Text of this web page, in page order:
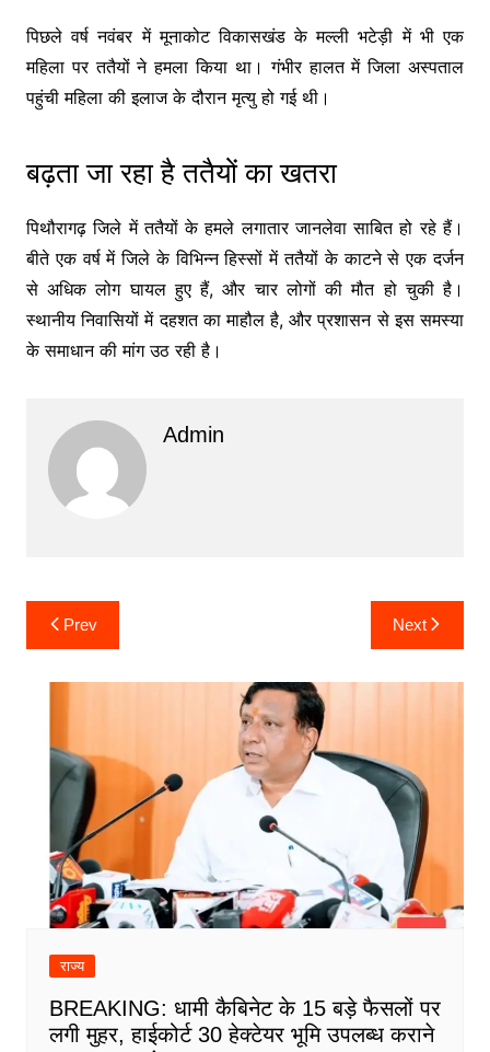
पिछले वर्ष नवंबर में मूनाकोट विकासखंड के मल्ली भटेड़ी में भी एक
महिला पर ततैयों ने हमला किया था। गंभीर हालत में जिला अस्पताल
पहुंची महिला की इलाज के दौरान मृत्यु हो गई थी।
बढ़ता जा रहा है ततैयों का खतरा
पिथौरागढ़ जिले में ततैयों के हमले लगातार जानलेवा साबित हो रहे हैं।
बीते एक वर्ष में जिले के विभिन्न हिस्सों में ततैयों के काटने से एक दर्जन
से अधिक लोग घायल हुए हैं, और चार लोगों की मौत हो चुकी है।
स्थानीय निवासियों में दहशत का माहौल है, और प्रशासन से इस समस्या
के समाधान की मांग उठ रही है।
Admin
Post
navigation
Prev Next
राज्य
BREAKING: धामी कैबिनेट के 15 बड़े फैसलों पर
लगी मुहर, हाईकोर्ट 30 हेक्टेयर भूमि उपलब्ध कराने